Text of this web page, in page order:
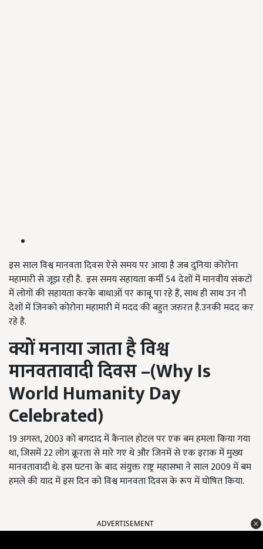
इस साल विश्व मानवता दिवस ऐसे समय पर आया है जब दुनिया कोरोना
महामारी से जूझ रही है. इस समय सहायता कर्मी 54 देशों में मानवीय संकटों
में लोगों की सहायता करके बाधाओं पर काबू पा रहे हैं, साथ ही साथ उन नौ
देशों में जिनको कोरोना महामारी में मदद की बहुत जरुरत है.उनकी मदद कर
रहे है.
क्यों मनाया जाता है विश्व
मानवतावादी दिवस–(Why Is
World Humanity Day
Celebrated)
19 अगस्त, 2003 को बगदाद में कैनाल होटल पर एक बम हमला किया गया
था, जिसमें 22 लोग क्रूरता से मारे गए थे और जिनमें से एक इराक में मुख्य
मानवतावादी थे. इस घटना के बाद संयुक्त राष्ट्र महासभा ने साल 2009 में बम
हमले की याद में इस दिन को विश्व मानवता दिवस के रूप में घोषित किया.
ADVERTISEMENT